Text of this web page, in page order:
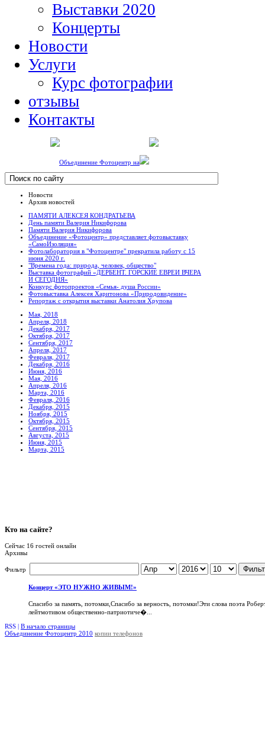
Выставки 2020
Концерты
Новости
Услуги
Курс фотографии
отзывы
Контакты
Объединение Фотоцентр на
Новости
Архив новостей
ПАМЯТИ АЛЕКСЕЯ КОНДРАТЬЕВА
День памяти Валерия Никифорова
Памяти Валерия Никифорова
Объединение «Фотоцентр» представляет фотовыставку
«СамоИзоляция»
Фотолаборатория в "Фотоцентре" прекратила работу с 15
июня 2020 г.
"Времена года: природа, человек, общество"
Выставка фотографий «ДЕРБЕНТ. ГОРСКИЕ ЕВРЕИ ВЧЕРА
И СЕГОДНЯ»
Конкурс фотопроектов «Семья- душа России»
Фотовыставка Алексея Харитонова «Природовидение»
Репортаж с открытия выставки Анатолия Хрупова
Мая, 2018
Апреля, 2018
Декабря, 2017
Октября, 2017
Сентября, 2017
Апреля, 2017
Февраля, 2017
Декабря, 2016
Июня, 2016
Мая, 2016
Апреля, 2016
Марта, 2016
Февраля, 2016
Декабря, 2015
Ноября, 2015
Октября, 2015
Сентября, 2015
Августа, 2015
Июня, 2015
Марта, 2015
Кто на сайте?
Сейчас 16 гостей онлайн
Архивы
Фильтр
Концерт «ЭТО НУЖНО ЖИВЫМ!»
Спасибо за память, потомки,Спасибо за верность, потомки!Эти слова поэта
лейтмотивом общественно-патриотиче�...
RSS | В начало страницы
Объединение Фотоцентр 2010 копии телефонов